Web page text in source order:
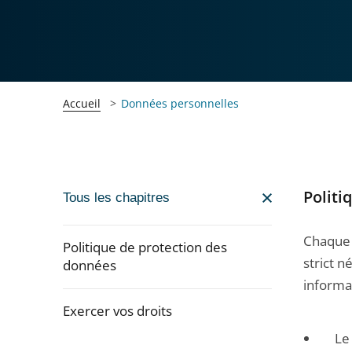
Accueil Données personnelles
Passer
navigation
de
pour
Tous les chapitres
Politique de protection des
données
Exercer vos droits
strict